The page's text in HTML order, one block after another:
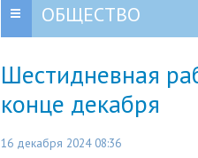
ОБЩЕСТВО
Шестидневная
конце декабря
16 декабря 2024 08:36